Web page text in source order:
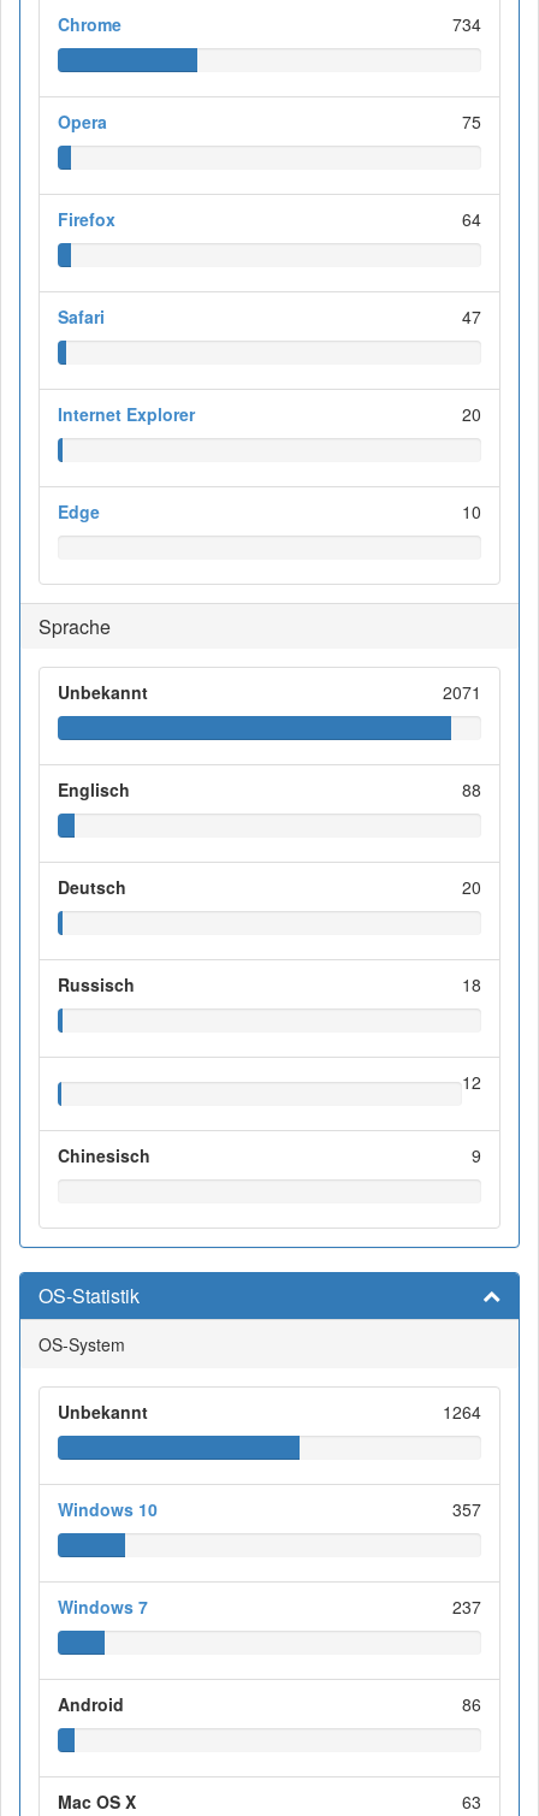
Chrome 734
Opera 75
Firefox 64
Safari 47
Internet Explorer 20
Edge 10
Sprache
Unbekannt 2071
Englisch 88
Deutsch 20
Russisch 18
12
Chinesisch 9
OS-Statistik
OS-System
Unbekannt 1264
Windows 10 357
Windows 7 237
Android 86
Mac OS X 63